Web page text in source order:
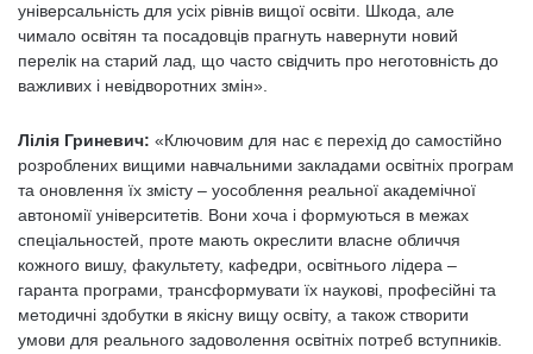
універсальність для усіх рівнів вищої освіти. Шкода, але
чимало освітян та посадовців прагнуть навернути новий
перелік на старий лад, що часто свідчить про неготовність до
важливих і невідворотних змін».
Лілія Гриневич: «Ключовим для нас є перехід до самостійно
розроблених вищими навчальними закладами освітніх програм
та оновлення їх змісту – уособлення реальної академічної
автономії університетів. Вони хоча і формуються в межах
спеціальностей, проте мають окреслити власне обличчя
кожного вишу, факультету, кафедри, освітнього лідера –
гаранта програми, трансформувати їх наукові, професійні та
методичні здобутки в якісну вищу освіту, а також створити
умови для реального задоволення освітніх потреб вступників.